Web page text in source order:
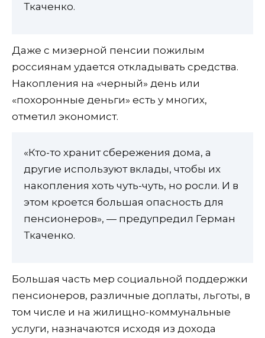
Ткаченко.
Даже с мизерной пенсии пожилым
россиянам удается откладывать средства.
Накопления на «черный» день или
«похоронные деньги» есть у многих,
отметил экономист.
«Кто-то хранит сбережения дома, а
другие используют вклады, чтобы их
накопления хоть чуть-чуть, но росли. И в
этом кроется большая опасность для
пенсионеров», — предупредил Герман
Ткаченко.
Большая часть мер социальной поддержки
пенсионеров, различные доплаты, льготы, в
том числе и на жилищно-коммунальные
услуги, назначаются исходя из дохода